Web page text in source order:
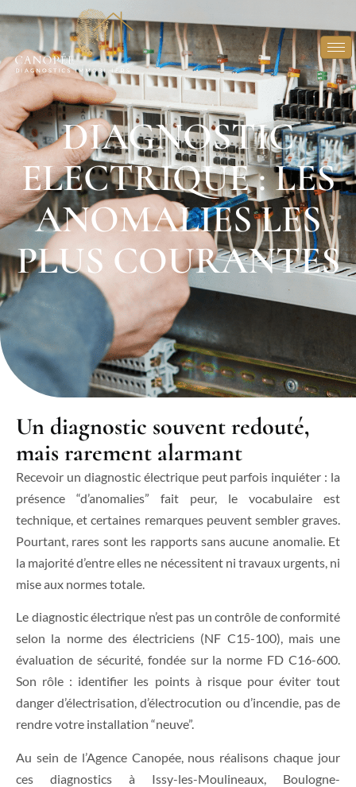
DIAGNOSTIC
ELECTRIQUE : LES
ANOMALIES LES
PLUS COURANTES
Un diagnostic souvent redouté,
mais rarement alarmant
Recevoir un diagnostic électrique peut parfois inquiéter : la
présence “d’anomalies” fait peur, le vocabulaire est
technique, et certaines remarques peuvent sembler graves.
Pourtant, rares sont les rapports sans aucune anomalie. Et
la majorité d’entre elles ne nécessitent ni travaux urgents, ni
mise aux normes totale.
Le diagnostic électrique n’est pas un contrôle de conformité
selon la norme des électriciens (NF C15-100), mais une
évaluation de sécurité, fondée sur la norme FD C16-600.
Son rôle : identifier les points à risque pour éviter tout
danger d’électrisation, d’électrocution ou d’incendie, pas de
rendre votre installation “neuve”.
Au sein de l’Agence Canopée, nous réalisons chaque jour
ces diagnostics à Issy-les-Moulineaux, Boulogne-